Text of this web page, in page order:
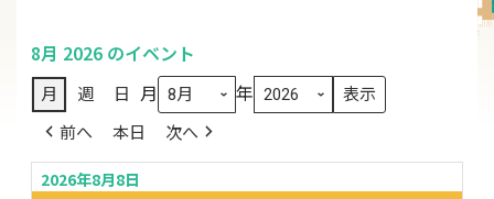
8月 2026 のイベント
月 週 日 月 年
前へ 本日 次へ
2026年8月8日